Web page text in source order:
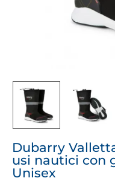
Dubarry
usi nautici con
Unisex